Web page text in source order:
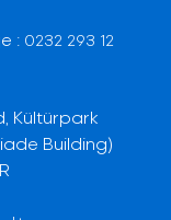
: 0232 293 12
Kültürpark
Building)